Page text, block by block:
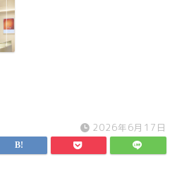
2026年6月17日